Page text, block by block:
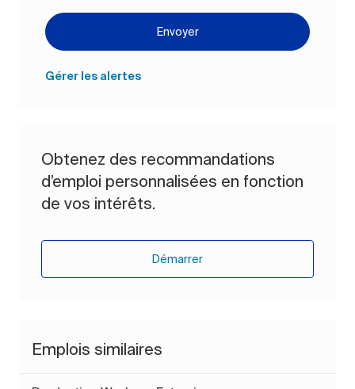
Envoyer
Gérer les alertes
Obtenez des recommandations
d’emploi personnalisées en fonction
de vos intérêts.
Démarrer
Emplois similaires